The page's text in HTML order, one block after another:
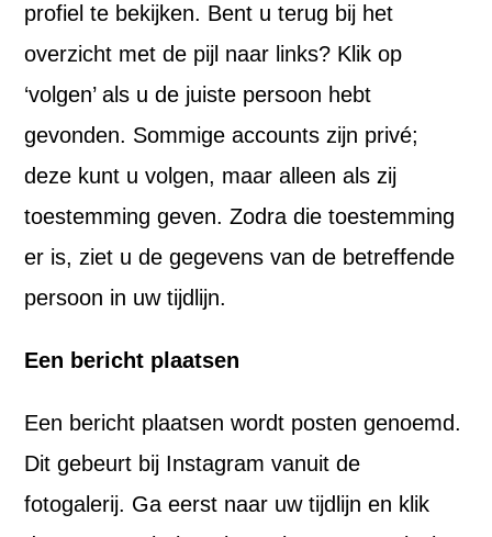
profiel te bekijken. Bent u terug bij het
overzicht met de pijl naar links? Klik op
‘volgen’ als u de juiste persoon hebt
gevonden. Sommige accounts zijn privé;
deze kunt u volgen, maar alleen als zij
toestemming geven. Zodra die toestemming
er is, ziet u de gegevens van de betreffende
persoon in uw tijdlijn.
Een bericht plaatsen
Een bericht plaatsen wordt posten genoemd.
Dit gebeurt bij Instagram vanuit de
fotogalerij. Ga eerst naar uw tijdlijn en klik